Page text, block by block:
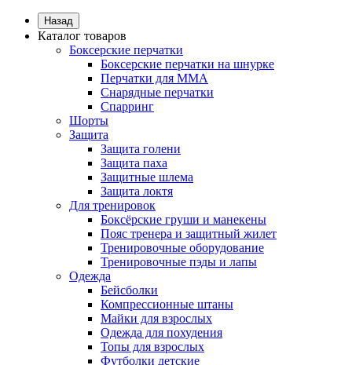
Назад
Каталог товаров
Боксерские перчатки
Боксерские перчатки на шнурке
Перчатки для ММА
Снарядные перчатки
Спарринг
Шорты
Защита
Защита голени
Защита паха
Защитные шлема
Защита локтя
Для тренировок
Боксёрские груши и манекены
Пояс тренера и защитный жилет
Тренировочные оборудование
Тренировочные пэды и лапы
Одежда
Бейсболки
Компрессионные штаны
Майки для взрослых
Одежда для похудения
Топы для взрослых
Футболки детские